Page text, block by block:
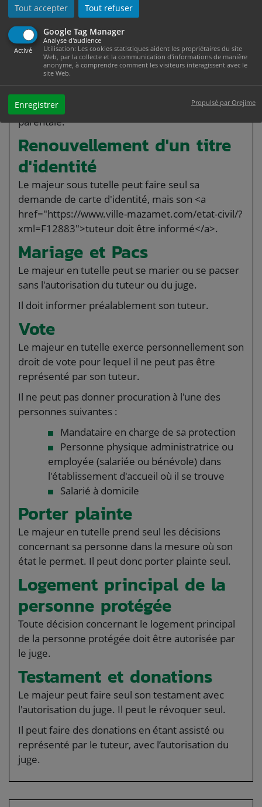
Tout accepter Tout refuser
Google Tag Manager
Activé
Analyse d'audience
Utilisation: Les cookies statistiques aident les propriétaires du site
Web, par la collecte et la communication d'informations de manière
anonyme, à comprendre comment les visiteurs interagissent avec le
site Web.
Enregistrer Propulsé par Orejime
Décisions familiales
La personne protégée accomplit seule certains
actes dits <span class="expression">strictement
personnels</span> (exemple : reconnaître un
La tutelle n'entraîne pas la privation de l'autorité
parentale.
Renouvellement d'un titre
d'identité
Le majeur sous tutelle peut faire seul sa
demande de carte d'identité, mais son <a
href="https://www.ville-mazamet.com/etat-civil/?
xml=F12883">tuteur doit être informé</a>.
Mariage et Pacs
Le majeur en tutelle peut se marier ou se pacser
sans l'autorisation du tuteur ou du juge.
Il doit informer préalablement son tuteur.
Vote
Le majeur en tutelle exerce personnellement son
droit de vote pour lequel il ne peut pas être
représenté par son tuteur.
Il ne peut pas donner procuration à l'une des
personnes suivantes :
Mandataire en charge de sa protection
Personne physique administratrice ou
employée (salariée ou bénévole) dans
l'établissement d'accueil où il se trouve
Salarié à domicile
Porter plainte
Le majeur en tutelle prend seul les décisions
concernant sa personne dans la mesure où son
état le permet. Il peut donc porter plainte seul.
Logement principal de la
personne protégée
Toute décision concernant le logement principal
de la personne protégée doit être autorisée par
le juge.
Testament et donations
Le majeur peut faire seul son testament avec
l'autorisation du juge. Il peut le révoquer seul.
Il peut faire des donations en étant assisté ou
représenté par le tuteur, avec l’autorisation du
juge.